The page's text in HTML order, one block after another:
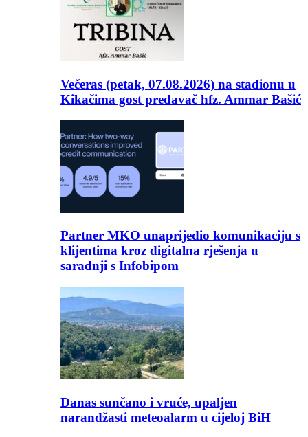
Večeras (petak, 07.08.2026) na stadionu u
Kikačima gost predavač hfz. Ammar Bašić
Partner MKO unaprijedio komunikaciju s
klijentima kroz digitalna rješenja u
saradnji s Infobipom
Danas sunčano i vruće, upaljen
narandžasti meteoalarm u cijeloj BiH